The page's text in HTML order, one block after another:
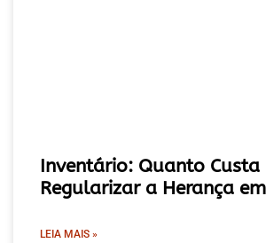
Inventário: Quanto Custa
Regularizar a Herança
LEIA MAIS »